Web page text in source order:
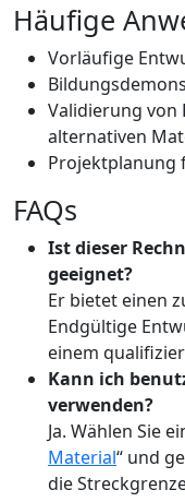
Häufige
Vorläufige
Validierung
alternativen
Projektplanung
FAQs
Ist dieser
geeignet?
Er bietet einen
Endgültige
einem
Kann ich
verwenden?
Ja. Wählen Sie
Material“ und
die